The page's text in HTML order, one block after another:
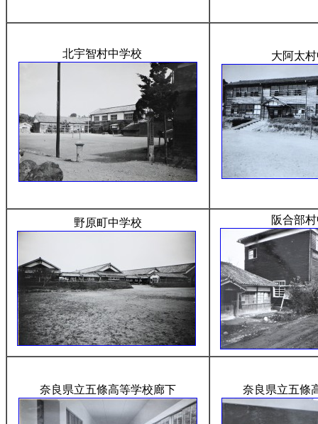
北宇智村中学校 大阿太
野原町中学校 阪合部
奈良県立五條高等学校廊下 奈良県立五條